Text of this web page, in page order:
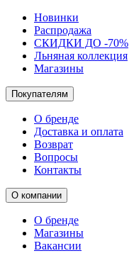
Новинки
Распродажа
СКИДКИ ДО -70%
Льняная коллекция
Магазины
Покупателям
О бренде
Доставка и оплата
Возврат
Вопросы
Контакты
О компании
О бренде
Магазины
Вакансии